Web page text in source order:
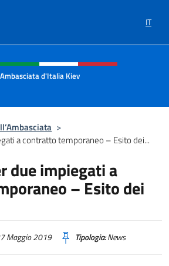
IT
social e menù
Ambasciata d'Italia Kiev
>
a contratto temporaneo – Esito dei...
due impiegati a
– Esito dei
Maggio 2019 Tipologia:News